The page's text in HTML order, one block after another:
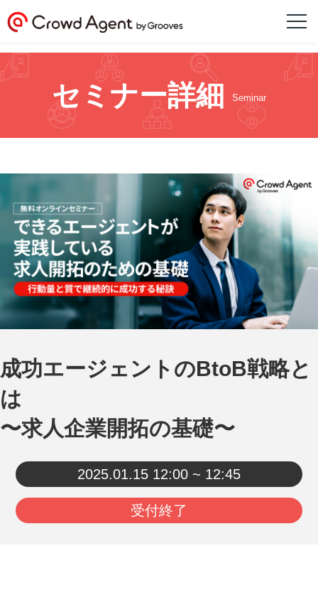
セミナー詳細 Seminar
成功エージェントのBtoB戦略と
は
〜求人企業開拓の基礎〜
2025.01.15 12:00 ~ 12:45
受付終了